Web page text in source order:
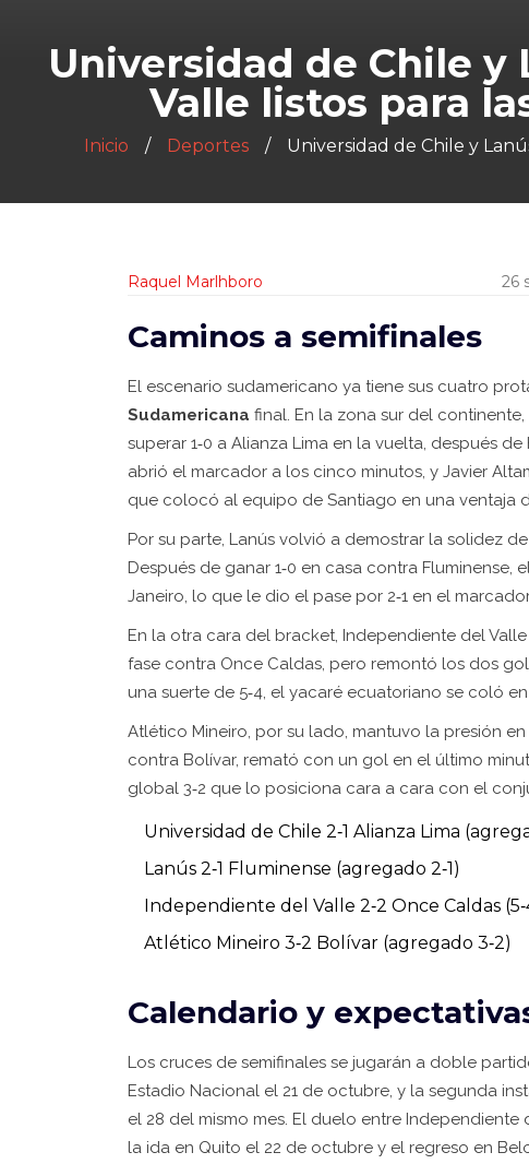
Universidad de Chile
Valle listos para
Inicio Deportes Universidad de Chile y
Raquel Marlhboro 26
Caminos a semifinales
El escenario sudamericano ya tiene sus cuatro
Sudamericana final. En la zona sur del
superar 1‑0 a Alianza Lima en la vuelta, después
abrió el marcador a los cinco minutos, y Javier
que colocó al equipo de Santiago en una ventaja
Por su parte, Lanús volvió a demostrar la solidez
Después de ganar 1‑0 en casa contra Fluminense,
Janeiro, lo que le dio el pase por 2‑1 en el
En la otra cara del bracket, Independiente del
fase contra Once Caldas, pero remontó los dos
una suerte de 5‑4, el yacaré ecuatoriano se coló
Atlético Mineiro, por su lado, mantuvo la presión
contra Bolívar, remató con un gol en el último
global 3‑2 que lo posiciona cara a cara con el
Universidad de Chile 2‑1 Alianza Lima
Lanús 2‑1 Fluminense (agregado 2‑1)
Independiente del Valle 2‑2 Once Caldas
Atlético Mineiro 3‑2 Bolívar (agregado 3‑2)
Calendario y
Los cruces de semifinales se jugarán a doble
Estadio Nacional el 21 de octubre, y la segunda
el 28 del mismo mes. El duelo entre
la ida en Quito el 22 de octubre y el regreso en